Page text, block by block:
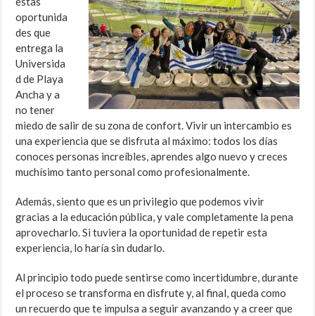
oportunida
des que
entrega la
Universida
d de Playa
Ancha y a
no tener
miedo de salir de su zona de confort. Vivir un intercambio es
una experiencia que se disfruta al máximo: todos los días
conoces personas increíbles, aprendes algo nuevo y creces
muchísimo tanto personal como profesionalmente.
Además, siento que es un privilegio que podemos vivir
gracias a la educación pública, y vale completamente la pena
aprovecharlo. Si tuviera la oportunidad de repetir esta
experiencia, lo haría sin dudarlo.
Al principio todo puede sentirse como incertidumbre, durante
el proceso se transforma en disfrute y, al final, queda como
un recuerdo que te impulsa a seguir avanzando y a creer que